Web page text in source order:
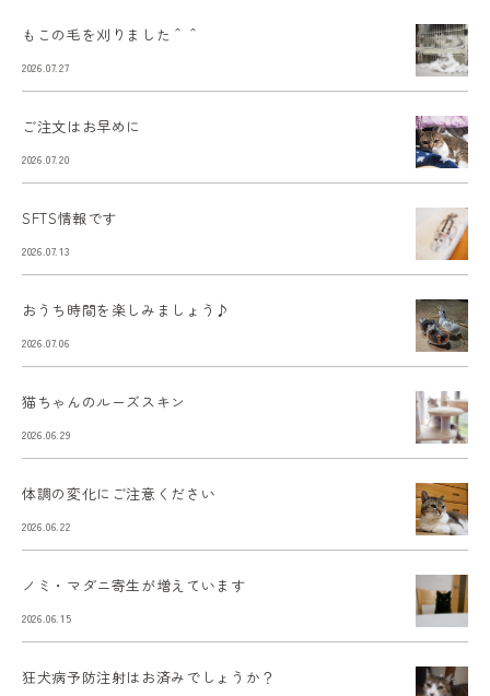
もこの毛を刈りました＾＾
2026.07.27
ご注文はお早めに
2026.07.20
SFTS情報です
2026.07.13
おうち時間を楽しみましょう♪
2026.07.06
猫ちゃんのルーズスキン
2026.06.29
体調の変化にご注意ください
2026.06.22
ノミ・マダニ寄生が増えています
2026.06.15
狂犬病予防注射はお済みでしょうか？